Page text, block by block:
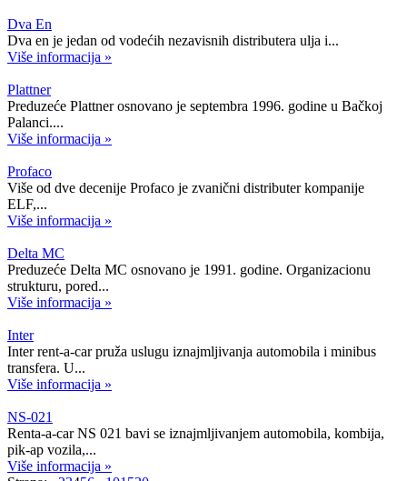
Dva En
Dva en je jedan od vodećih nezavisnih distributera ulja i...
Više informacija »
Plattner
Preduzeće Plattner osnovano je septembra 1996. godine u Bačkoj
Palanci....
Više informacija »
Profaco
Više od dve decenije Profaco je zvanični distributer kompanije
ELF,...
Više informacija »
Delta MC
Preduzeće Delta MC osnovano je 1991. godine. Organizacionu
strukturu, pored...
Više informacija »
Inter
Inter rent-a-car pruža uslugu iznajmljivanja automobila i minibus
transfera. U...
Više informacija »
NS-021
Renta-a-car NS 021 bavi se iznajmljivanjem automobila, kombija,
pik-ap vozila,...
Više informacija »